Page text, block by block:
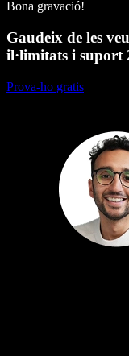
Bona gravació!
Gaudeix de les
il·limitats i suport
Prova-ho gratis